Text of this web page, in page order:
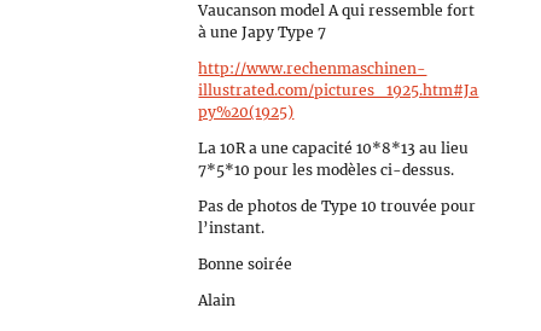
Vaucanson model A qui ressemble fort
à une Japy Type 7
http://www.rechenmaschinen-
illustrated.com/pictures_1925.htm#Ja
py%20(1925)
La 10R a une capacité 10*8*13 au lieu
7*5*10 pour les modèles ci-dessus.
Pas de photos de Type 10 trouvée pour
l’instant.
Bonne soirée
Alain